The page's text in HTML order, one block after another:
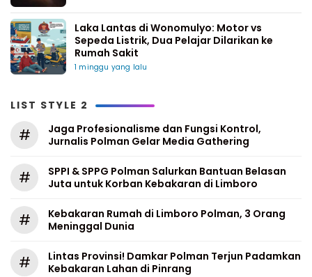
Laka Lantas di Wonomulyo: Motor vs
Sepeda Listrik, Dua Pelajar Dilarikan ke
Rumah Sakit
1 minggu yang lalu
LIST STYLE 2
#
Jaga Profesionalisme dan Fungsi Kontrol,
Jurnalis Polman Gelar Media Gathering
#
SPPI & SPPG Polman Salurkan Bantuan Belasan
Juta untuk Korban Kebakaran di Limboro
#
Kebakaran Rumah di Limboro Polman, 3 Orang
Meninggal Dunia
#
Lintas Provinsi! Damkar Polman Terjun Padamkan
Kebakaran Lahan di Pinrang